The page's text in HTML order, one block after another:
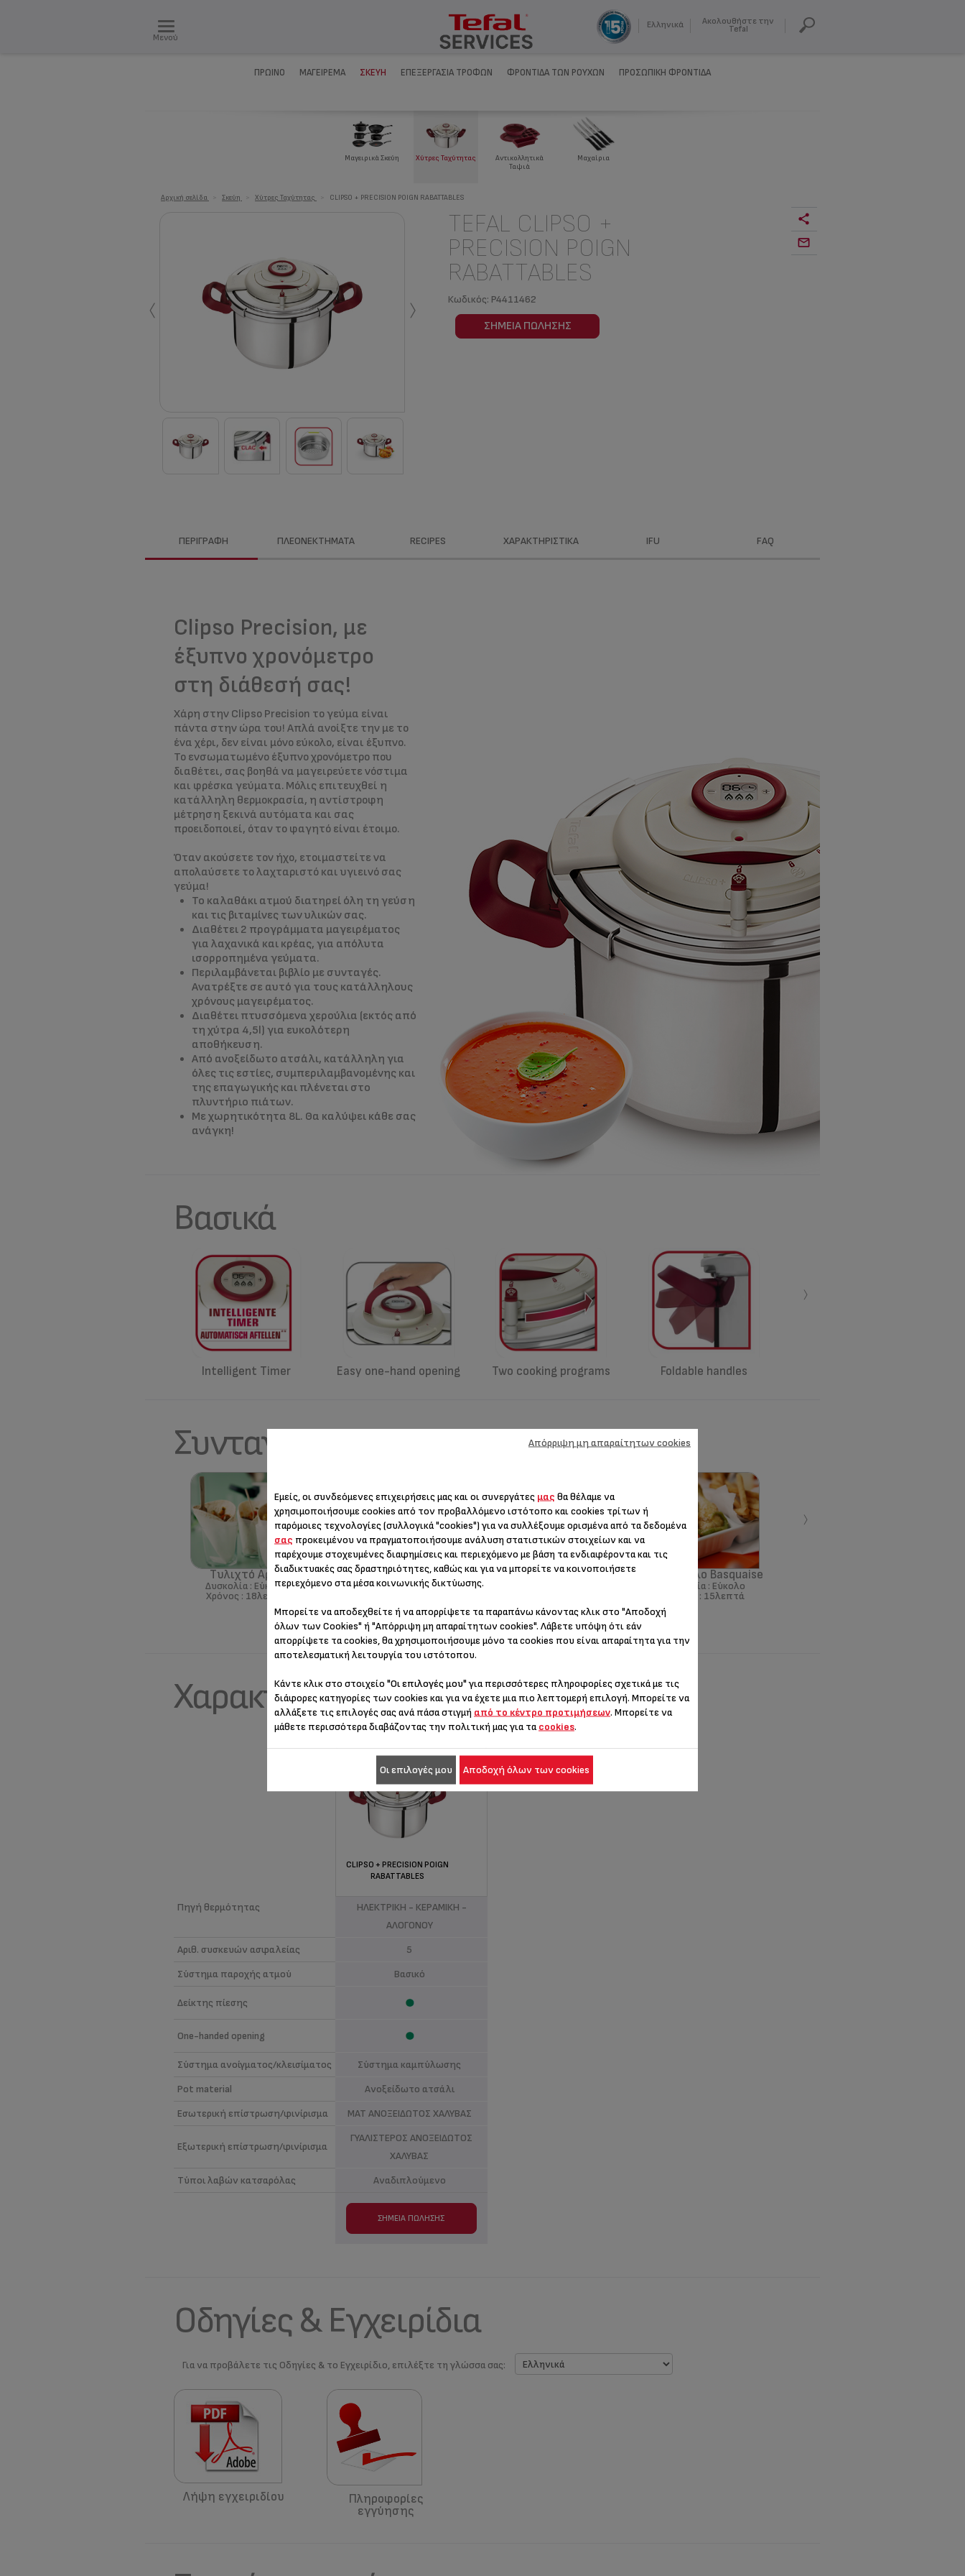
Μενού
Ελληνικά Ακολουθήστε την
Tefal
ΠΡΩΙΝΌ ΜΑΓΕΊΡΕΜΑ ΣΚΕΎΗ ΕΠΕΞΕΡΓΑΣΊΑ ΤΡΟΦΏΝ ΦΡΟΝΤΊΔΑ ΤΩΝ ΡΟΎΧΩΝ ΠΡΟΣΩΠΙΚΗ ΦΡΟΝΤΙΔΑ
Μαγειρικά Σκεύη Χύτρες Ταχύτητας
Αντικολλητικά
Ταψιά
Μαχαίρια
Αρχική σελίδα Σκεύη Χύτρες Ταχύτητας CLIPSO + PRECISION POIGN RABATTABLES
‹ ›
TEFAL CLIPSO +
PRECISION POIGN
RABATTABLES
Κωδικός: P4411462
ΣΗΜΕΊΑ ΠΏΛΗΣΗΣ
ΠΕΡΙΓΡΑΦΉ ΠΛΕΟΝΕΚΤΉΜΑΤΑ RECIPES ΧΑΡΑΚΤΗΡΙΣΤΙΚΆ IFU FAQ
Clipso Precision, με
έξυπνο χρονόμετρο
στη διάθεσή σας!
Χάρη στην Clipso Precision το γεύμα είναι
πάντα στην ώρα του! Απλά ανοίξτε την με το
ένα χέρι, δεν είναι μόνο εύκολο, είναι έξυπνο.
Το ενσωματωμένο έξυπνο χρονόμετρο που
διαθέτει, σας βοηθά να μαγειρεύετε νόστιμα
και φρέσκα γεύματα. Μόλις επιτευχθεί η
κατάλληλη θερμοκρασία, η αντίστροφη
μέτρηση ξεκινά αυτόματα και σας
προειδοποιεί, όταν το φαγητό είναι έτοιμο.
Όταν ακούσετε τον ήχο, ετοιμαστείτε να
απολαύσετε το λαχταριστό και υγιεινό σας
γεύμα!
Το καλαθάκι ατμού διατηρεί όλη τη γεύση
και τις βιταμίνες των υλικών σας.
Διαθέτει 2 προγράμματα μαγειρέματος
για λαχανικά και κρέας, για απόλυτα
ισορροπημένα γεύματα.
Περιλαμβάνεται βιβλίο με συνταγές.
Ανατρέξτε σε αυτό για τους κατάλληλους
χρόνους μαγειρέματος.
Διαθέτει πτυσσόμενα χερούλια (εκτός από
τη χύτρα 4,5l) για ευκολότερη
αποθήκευση.
Από ανοξείδωτο ατσάλι, κατάλληλη για
όλες τις εστίες, συμπεριλαμβανομένης και
της επαγωγικής και πλένεται στο
πλυντήριο πιάτων.
Με χωρητικότητα 8L. Θα καλύψει κάθε σας
ανάγκη!
Βασικά
Intelligent Timer Easy one-hand opening Two cooking programs Foldable handles
›
Συνταγές
Τυλιχτό Αρνί
Δυσκολία : Εύκολο
Χρόνος : 18λεπτά
Κοτόπουλο με Κρέμα
Δυσκολία :Εύκολο
Ρεβίθια, Κολοκυθάκια και
Χρόνος :31λεπτά
Κοτόπουλο Basquaise
Δυσκολία : Εύκολο
Χρόνος : 15λεπτά
›
Χαρακτηριστικά
CLIPSO + PRECISION POIGN
RABATTABLES
Πηγή θερμότητας
ΗΛΕΚΤΡΙΚΗ - ΚΕΡΑΜΙΚΗ -
ΑΛΟΓΟΝΟΥ
Αριθ. συσκευών ασφαλείας
5
Σύστημα παροχής ατμού
Βασικό
Δείκτης πίεσης
One-handed opening
Σύστημα ανοίγματος/κλεισίματος
Σύστημα καμπύλωσης
Pot material
Ανοξείδωτο ατσάλι
Εσωτερική επίστρωση/φινίρισμα
ΜΑΤ ΑΝΟΞΕΙΔΩΤΟΣ ΧΑΛΥΒΑΣ
Εξωτερική επίστρωση/φινίρισμα
ΓΥΑΛΙΣΤΕΡΟΣ ΑΝΟΞΕΙΔΩΤΟΣ
ΧΑΛΥΒΑΣ
Τύποι λαβών κατσαρόλας
Αναδιπλούμενο
ΣΗΜΕΊΑ ΠΏΛΗΣΗΣ
Οδηγίες & Εγχειρίδια
Για να προβάλετε τις Οδηγίες & το Εγχειρίδιο, επιλέξτε τη γλώσσα σας:
Λήψη εγχειριδίου
Πληροφορίες
εγγύησης
Εμείς, οι συνδεόμενες επιχειρήσεις μας και οι συνεργάτες μας θα θέλαμε να
χρησιμοποιήσουμε cookies από τον προβαλλόμενο ιστότοπο και cookies τρίτων ή
παρόμοιες τεχνολογίες (συλλογικά "cookies") για να συλλέξουμε ορισμένα από τα δεδομένα
σας προκειμένου να πραγματοποιήσουμε ανάλυση στατιστικών στοιχείων και να
παρέχουμε στοχευμένες διαφημίσεις και περιεχόμενο με βάση τα ενδιαφέροντα και τις
διαδικτυακές σας δραστηριότητες, καθώς και για να μπορείτε να κοινοποιήσετε
περιεχόμενο στα μέσα κοινωνικής δικτύωσης.
Μπορείτε να αποδεχθείτε ή να απορρίψετε τα παραπάνω κάνοντας κλικ στο "Αποδοχή
όλων των Cookies" ή "Απόρριψη μη απαραίτητων cookies". Λάβετε υπόψη ότι εάν
απορρίψετε τα cookies, θα χρησιμοποιήσουμε μόνο τα cookies που είναι απαραίτητα για την
αποτελεσματική λειτουργία του ιστότοπου.
Κάντε κλικ στο στοιχείο "Οι επιλογές μου"για περισσότερες πληροφορίες σχετικά με τις
διάφορες κατηγορίες των cookies και για να έχετε μια πιο λεπτομερή επιλογή. Μπορείτε να
αλλάξετε τις επιλογές σας ανά πάσα στιγμή από το κέντρο προτιμήσεων. Μπορείτε να
μάθετε περισσότερα διαβάζοντας την πολιτική μας για ταcookies.
Απόρριψη μη απαραίτητων cookies
Οι επιλογές μου Αποδοχή όλων των cookies